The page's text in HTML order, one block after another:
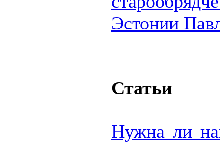
Эстонии
Статьи
Нужна ли